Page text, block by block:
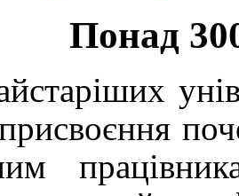
Понад